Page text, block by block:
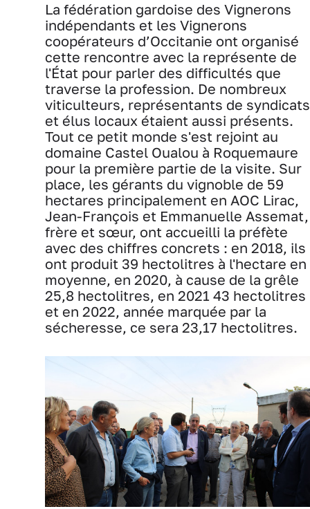
La fédération gardoise des Vignerons
indépendants et les Vignerons
coopérateurs d’Occitanie ont organisé
cette rencontre avec la représente de
l'État pour parler des difficultés que
traverse la profession. De nombreux
viticulteurs, représentants de syndicats
et élus locaux étaient aussi présents.
Tout ce petit monde s'est rejoint au
domaine Castel Oualou à Roquemaure
pour la première partie de la visite. Sur
place, les gérants du vignoble de 59
hectares principalement en AOC Lirac,
Jean-François et Emmanuelle Assemat,
frère et sœur, ont accueilli la préfète
avec des chiffres concrets : en 2018, ils
ont produit 39 hectolitres à l'hectare en
moyenne, en 2020, à cause de la grêle
25,8 hectolitres, en 2021 43 hectolitres
et en 2022, année marquée par la
sécheresse, ce sera 23,17 hectolitres.